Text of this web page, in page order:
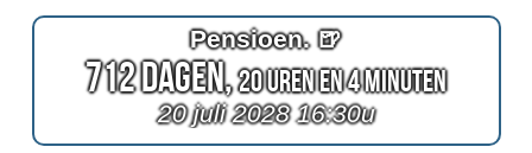
Pensioen. 🍺
712 Dagen,20 Uren en 4 Minuten
20 juli 2028 16:30u